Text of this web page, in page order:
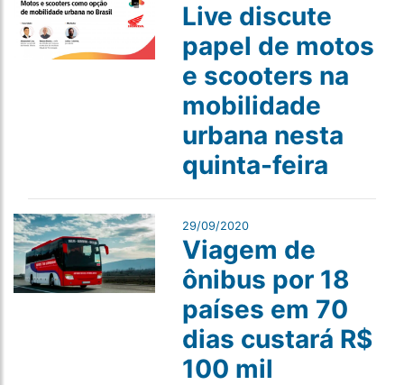
Live discute
papel de motos
e scooters na
mobilidade
urbana nesta
quinta-feira
29/09/2020
Viagem de
ônibus por 18
países em 70
dias custará R$
100 mil